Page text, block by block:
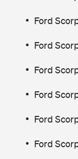
Ford
Ford
Ford
Ford
Ford
Ford